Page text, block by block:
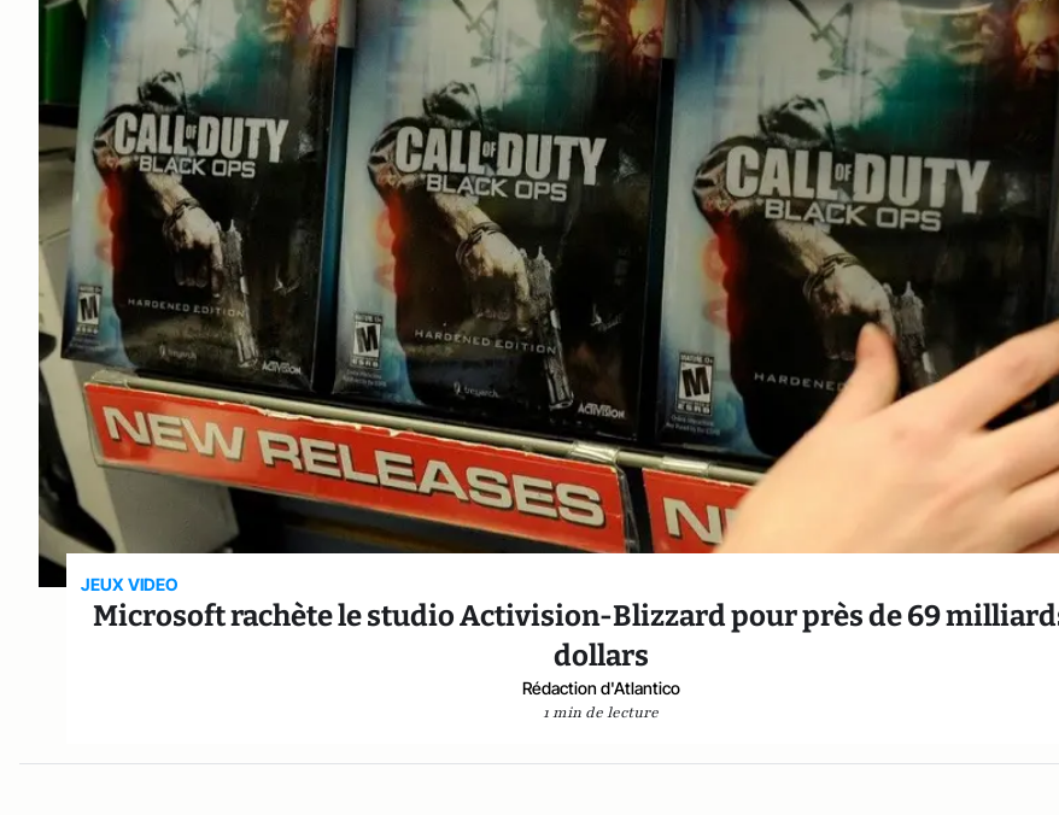
JEUX VIDEO
Microsoft rachète le studio Activision-Blizzard pour près de 69
dollars
Rédaction d'Atlantico
1 min de lecture